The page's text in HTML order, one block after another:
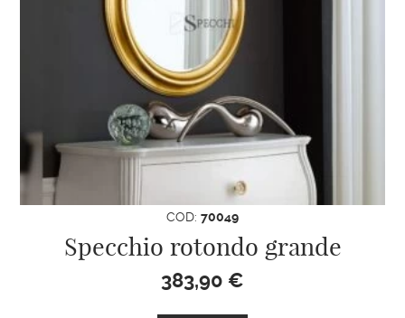
COD: 70049
Specchio rotondo grande
383,90 €